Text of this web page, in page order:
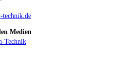
technik.de
Medien